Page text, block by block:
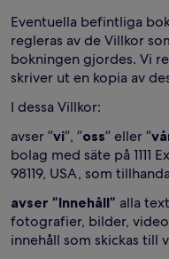
Eventuella befintliga
regleras av de Villkor
bokningen gjordes. Vi
skriver ut en kopia av
I dessa Villkor:
avser ”vi”, ”oss” eller ”
bolag med säte på 1111
98119, USA, som
avser ”Innehåll” alla
fotografier, bilder,
innehåll som skickas till